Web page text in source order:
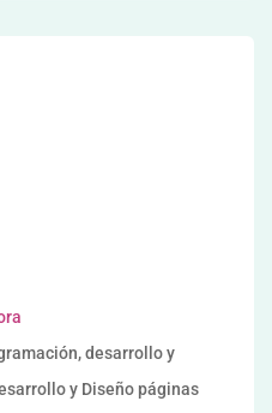
desarrollo y
y Diseño páginas